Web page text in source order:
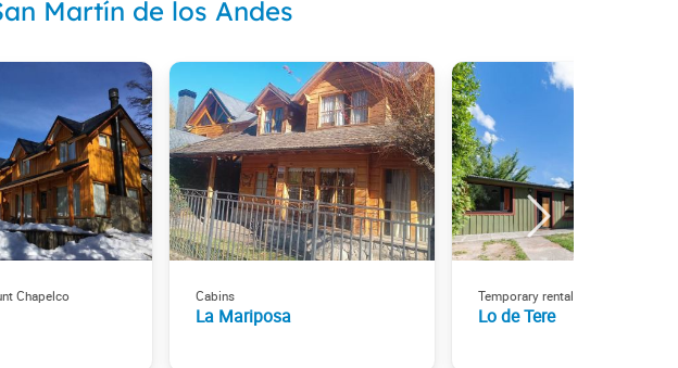
Martín de los Andes
Chapelco Cabins
La Mariposa
Temporary rental
Lo de Tere